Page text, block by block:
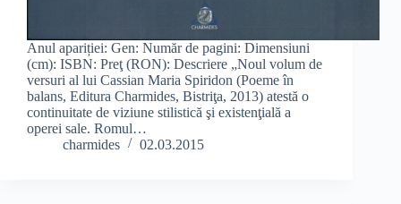
Anul apariției: Gen: Număr de pagini: Dimensiuni
(cm): ISBN: Preţ (RON): Descriere „Noul volum de
versuri al lui Cassian Maria Spiridon (Poeme în
balans, Editura Charmides, Bistriţa, 2013) atestă o
continuitate de viziune stilistică şi existenţială a
operei sale. Romul…
charmides
02.03.2015